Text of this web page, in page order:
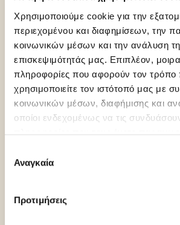
Χρησιμοποιούμε cookie για την
περιεχομένου και διαφημίσεων, την
κοινωνικών μέσων και την ανάλυση
επισκεψιμότητάς μας. Επιπλέον,
πληροφορίες που αφορούν τον τρόπο
χρησιμοποιείτε τον ιστότοπό μας με
κοινωνικών μέσων, διαφήμισης και
οποίοι ενδεχομένως να τις
των υπηρεσιών τους.
συγκατάθεσης
Αναγκαία
Προτιμήσεις
HCS Halal Italia
Union Pareve